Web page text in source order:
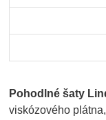
Pohodlné šaty
viskózového